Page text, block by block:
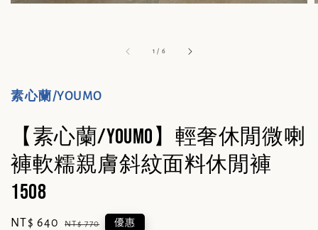
1 / 6
素心蘭/YOUMO
【素心蘭/YOUMO】輕奢休閒微喇
褲軟糯親膚斜紋面料休閒褲
1508
Sale
NT$ 640 Regular
NT$ 770 優惠